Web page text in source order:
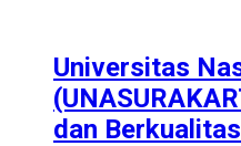
Universitas
dan